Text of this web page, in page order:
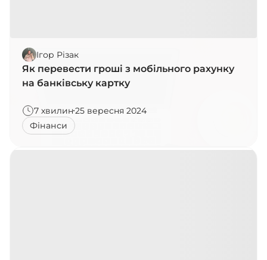
Ігор Різак
Як перевести гроші з мобільного рахунку
на банківську картку
7 хвилин 25 вересня 2024
Фінанси